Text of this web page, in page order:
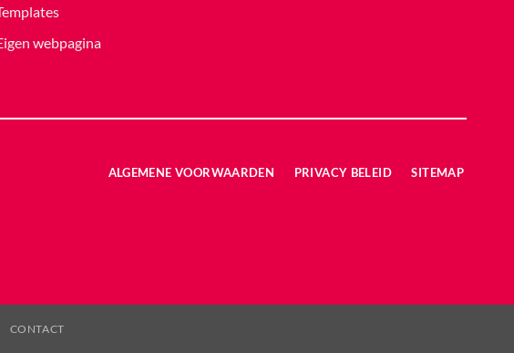
webpagina
ALGEMENE VOORWAARDEN PRIVACY BELEID SITEMAP
CONTACT